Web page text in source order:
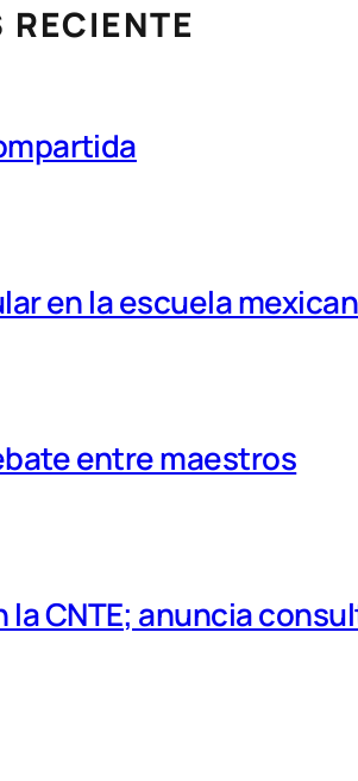
RECIENTE
en la escuela
entre maestros
CNTE; anuncia